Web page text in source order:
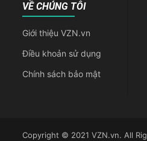
VỀ CHÚNG TÔI
Giới thiệu VZN.vn
Điều khoản sử dụng
Chính sách bảo mật
Copyright © 2021 VZN.vn. All